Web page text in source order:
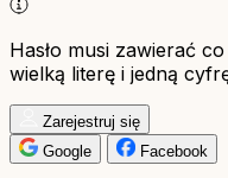
Hasło musi zawierać
wielką literę i jedną
Zarejestruj się
Google
Facebook